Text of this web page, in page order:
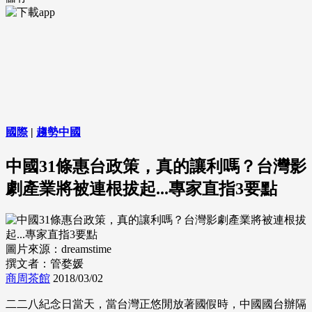
國際| 趨勢中國
中國31條惠台政策，真的讓利嗎？台灣影
劇產業將被連根拔起...專家直指3要點
圖片來源：dreamstime
撰文者：管婺媛
商周茶館 2018/03/02
二二八紀念日當天，當台灣正悠閒放著國假時，中國國台辦隔